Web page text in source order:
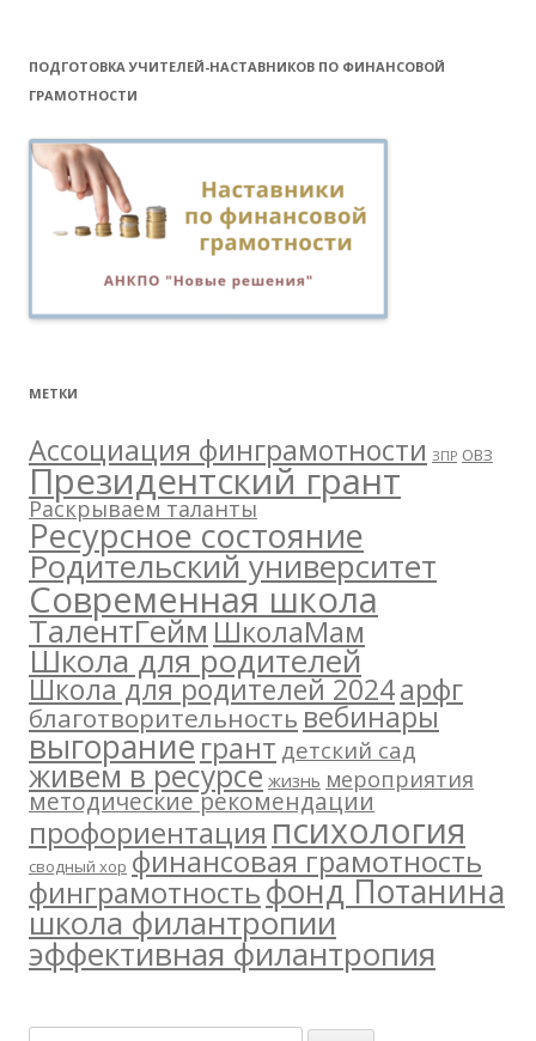
ПОДГОТОВКА УЧИТЕЛЕЙ-НАСТАВНИКОВ ПО ФИНАНСОВОЙ
ГРАМОТНОСТИ
МЕТКИ
Ассоциация финграмотности ЗПР ОВЗ
Президентский грант
Раскрываем таланты
Ресурсное состояние
Родительский университет
Современная школа
ТалентГеймШколаМам
Школа для родителей
Школа для родителей 2024арфг
благотворительностьвебинары
выгораниегрант детский сад
живем в ресурсе жизнь мероприятия
методические рекомендации
профориентация психология
сводный хор финансовая грамотность
финграмотностьфонд Потанина
школа филантропии
эффективная филантропия